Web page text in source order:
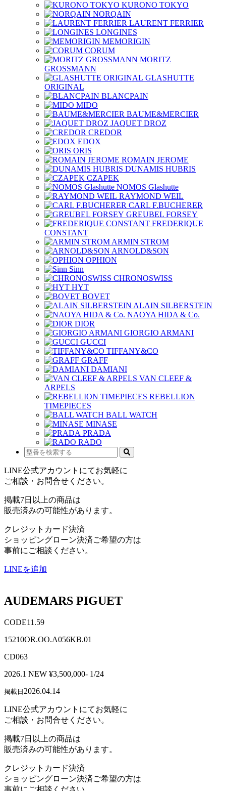
KURONO TOKYO
NORQAIN
LAURENT FERRIER
LONGINES
MEMORIGIN
CORUM
MORITZ
GROSSMANN
GLASHUTTE
ORIGINAL
BLANCPAIN
MIDO
BAUME&MERCIER
JAQUET DROZ
CREDOR
EDOX
ORIS
ROMAIN JEROME
DUNAMIS HUBRIS
CZAPEK
NOMOS Glashutte
RAYMOND WEIL
CARL F.BUCHERER
GREUBEL FORSEY
FREDERIQUE
CONSTANT
ARMIN STROM
ARNOLD&SON
OPHION
Sinn
CHRONOSWISS
HYT
BOVET
ALAIN SILBERSTEIN
NAOYA HIDA & Co.
DIOR
GIORGIO ARMANI
GUCCI
TIFFANY&CO
GRAFF
DAMIANI
VAN CLEEF &
ARPELS
REBELLION
TIMEPIECES
BALL WATCH
MINASE
PRADA
RADO
LINE公式アカウントにてお気軽に
ご相談・お問合せください。
掲載7日以上の商品は
販売済みの可能性があります。
クレジットカード決済
ショッピングローン決済ご希望の方は
事前にご相談ください。
LINEを追加
AUDEMARS PIGUET
CODE11.59
15210OR.OO.A056KB.01
CD063
2026.1 NEW ¥3,500,000- 1/24
掲載日 2026.04.14
LINE公式アカウントにてお気軽に
ご相談・お問合せください。
掲載7日以上の商品は
販売済みの可能性があります。
クレジットカード決済
ショッピングローン決済ご希望の方は
事前にご相談ください。